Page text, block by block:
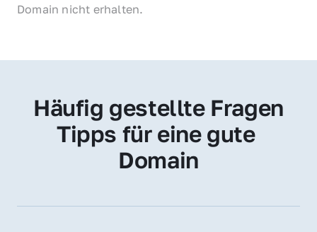
Domain nicht erhalten.
Häufig gestellte Fragen
Tipps für eine gute
Domain